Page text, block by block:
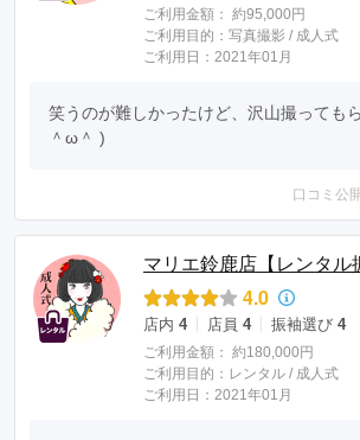
ご利用金額： 約95,000円
ご利用目的： 写真撮影 / 成人式
ご利用日：2021年01月
笑うのが難しかったけど、沢山撮っても
＾ω＾ )
口コミ公
マリエ鈴鹿店【レンタル
4.0
店内 4 店員 4 振袖選び 4
ご利用金額： 約180,000円
ご利用目的： レンタル / 成人式
ご利用日：2021年01月